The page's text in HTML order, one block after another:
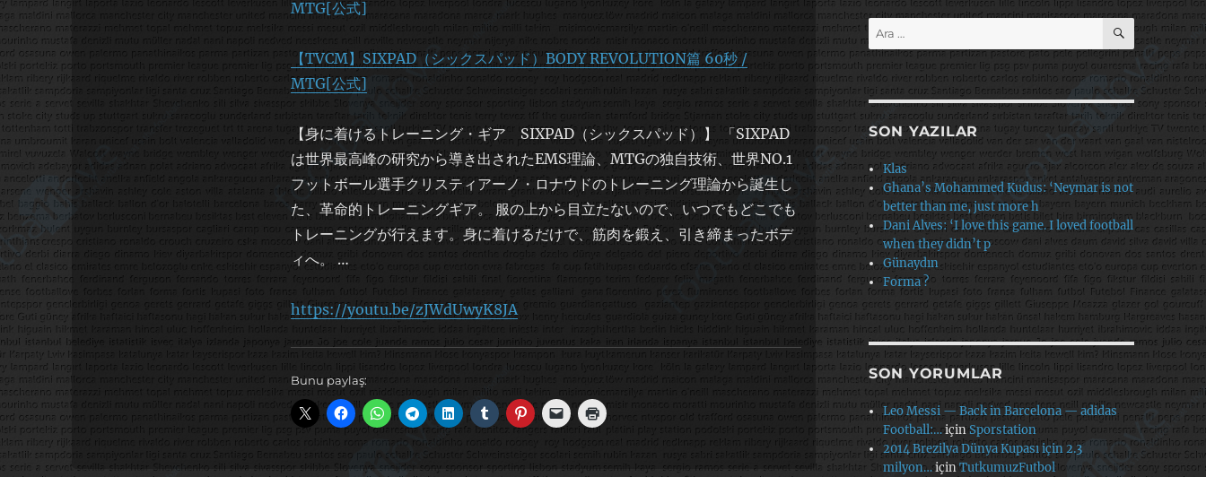
【TVCM】SIXPAD（シックスパッド）BODY REVOLUTION篇 60秒 /
MTG[公式]
【身に着けるトレーニング・ギア SIXPAD（シックスパッド）】 「SIXPAD
は世界最高峰の研究から導き出されたEMS理論、MTGの独自技術、世界NO.1
フットボール選手クリスティアーノ・ロナウドのトレーニング理論から誕生し
た、革命的トレーニングギア。 服の上から目立たないので、いつでもどこでも
トレーニングが行えます。身に着けるだけで、筋肉を鍛え、引き締まったボデ
ィへ。 …
https://youtu.be/zJWdUwyK8JA
Bunu paylaş:
Ara: ARA
SON YAZILAR
Klas
Ghana’s Mohammed Kudus: ‘Neymar is not
better than me, just more h
Dani Alves: ‘I love this game. I loved football
when they didn’t p
Günaydın
Forma ?
SON YORUMLAR
Leo Messi — Back in Barcelona — adidas
Football:…içinSporstation
2014 Brezilya Dünya Kupası için 2.3
milyon…içinTutkumuzFutbol